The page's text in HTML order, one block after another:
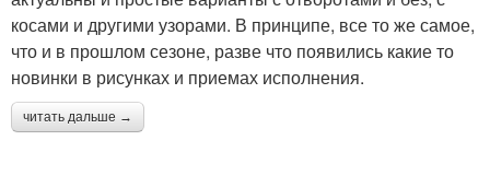
косами и другими узорами. В принципе, все то же самое,
что и в прошлом сезоне, разве что появились какие то
новинки в рисунках и приемах исполнения.
читать дальше →